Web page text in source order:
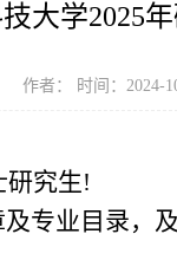
大学2025
作者： 时间：2024-
研究生!
专业目录，